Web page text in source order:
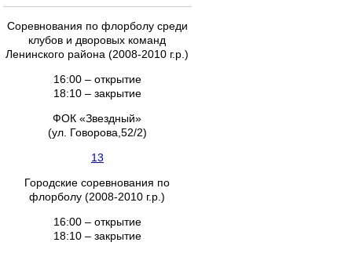
Соревнования по флорболу среди
клубов и дворовых команд
Ленинского района (2008-2010 г.р.)
16:00 – открытие
18:10 – закрытие
ФОК «Звездный»
(ул. Говорова,52/2)
13
Городские соревнования по
флорболу (2008-2010 г.р.)
16:00 – открытие
18:10 – закрытие